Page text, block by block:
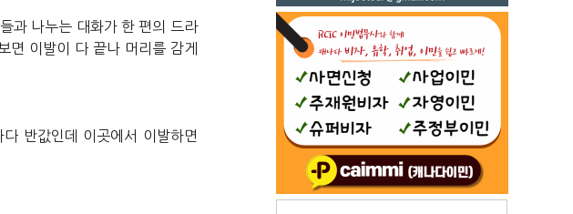
과 나누는 대화가 한 편의
드라
보면 이발이 다 끝나 머리를 감게
다 반값인데 이곳에서
이발하면